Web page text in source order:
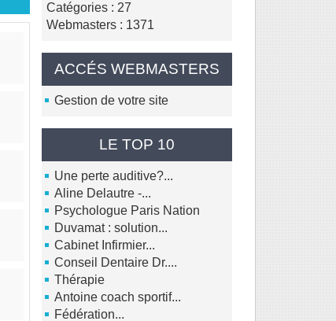
Catégories : 27
Webmasters : 1371
ACCÉS WEBMASTERS
Gestion de votre site
LE TOP 10
Une perte auditive?...
Aline Delautre -...
Psychologue Paris Nation
Duvamat : solution...
Cabinet Infirmier...
Conseil Dentaire Dr....
Thérapie
Antoine coach sportif...
Fédération...